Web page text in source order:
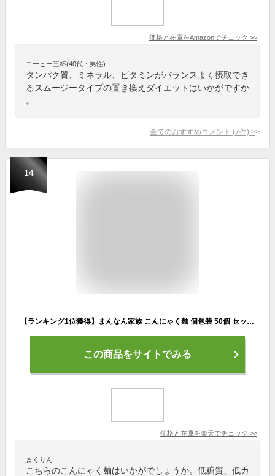
価格と在庫をAmazonでチェック >>
コーヒー三杯(40代・男性)
タンパク質、ミネラル、ビタミンがバランスよく摂取でき
るスムージータイプの置き換えダイエットはいかがですか
。
全てのおすすめコメント (7件) >
14
【ランキング1位獲得】まんなん家族 こんにゃく麺 個包装 50個 セット 【 こんにゃくラーメン 糖質制限 糖質オフ 業務用 こんにゃく麺 低糖質 低カロリー 低GI食品 ダイエット食品 置き換え 満腹感 乾燥しらたき ダイエット 腹持ち ラーメン パスタ うどん 】
この商品をサイトでみる
価格と在庫を楽天でチェック >>
まくりん
こちらのこんにゃく麺はいかがでしょうか。低糖質、低カ